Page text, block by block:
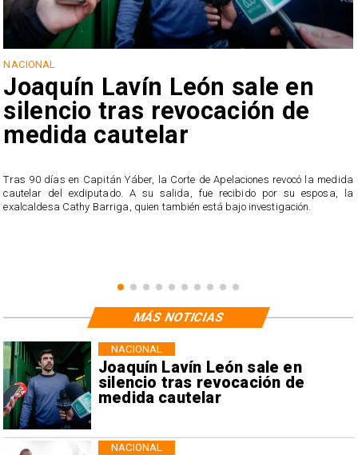
NACIONAL
Joaquín Lavín León sale en
silencio tras revocación de
medida cautelar
Tras 90 días en Capitán Yáber, la Corte de Apelaciones revocó la medida
cautelar del exdiputado. A su salida, fue recibido por su esposa, la
exalcaldesa Cathy Barriga, quien también está bajo investigación.
Joaquín Lavín León sale en
silencio tras revocación de
medida cautelar
NACIONAL
NACIONAL
MÁS NOTICIAS